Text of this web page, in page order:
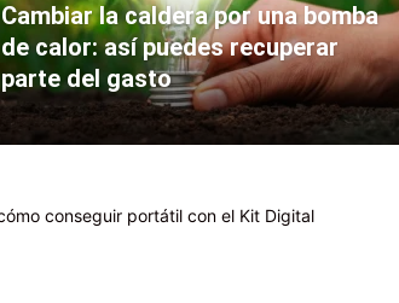
Cambiar la caldera por una bomba
de calor: así puedes recuperar
parte del gasto